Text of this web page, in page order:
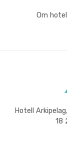
Om
Hotell
18